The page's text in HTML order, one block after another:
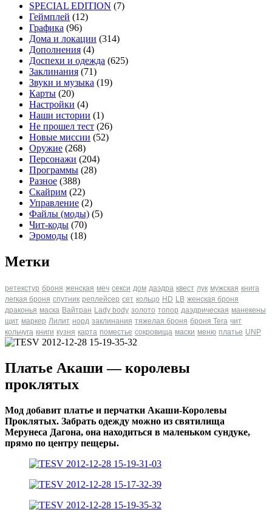
SPECIAL EDITION (7)
Геймплей (12)
Графика (96)
Дома и локации (314)
Дополнения (4)
Доспехи и одежда (625)
Заклинания (71)
Звуки и музыка (19)
Карты (20)
Настройки (4)
Наши истории (1)
Не прошел тест (26)
Новые миссии (52)
Оружие (268)
Персонажи (204)
Программы (28)
Разное (388)
Скайрим (22)
Управление (2)
Файлы (моды) (5)
Чит-коды (70)
Эромоды (18)
Метки
ретекстур броня женская меч секси дом даэдра квест лук мужская книга
легкая броня спутник реплейсер сет кольцо HD LB женская броня
драконья маска Вайтран Lady body золото топор даэдрическая манекены
щит маркер Лилит норд заклинания тяжелая броня броня Tera чит
кольчуга книги кузня карта поместье сокровища маски меню платье UNP
Платье Акаши — королевы
проклятых
Мод добавит платье и перчатки Акаши-Королевы
Проклятых. Забрать одежду можно из святилища
Мерунеса Дагона, она находиться в маленьком сундуке,
прямо по центру пещеры.